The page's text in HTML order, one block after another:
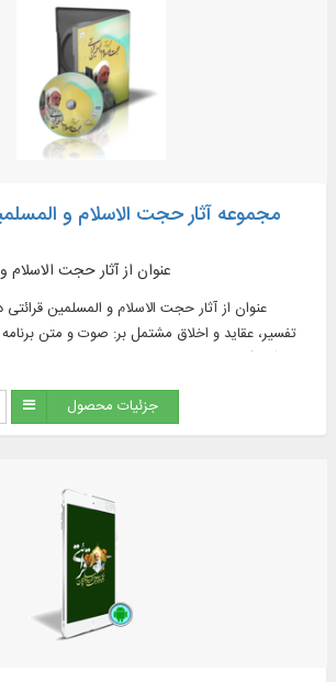
مجموعه آثار حجت الاسلام و
۸۱ عنوان از آثار حجت
تفسیر، عقاید و اخلاق مشتمل بر: صوت و متن
از
نور (۱۰ جلد)، كتب منتشر شده (۴۰ عنوان) و ...
جزئیات محصول